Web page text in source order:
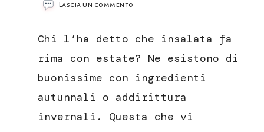
Lascia un commento
con
pecorino,
e
Chi l’ha detto che insalata fa
rima con estate? Ne esistono di
buonissime con ingredienti
autunnali o addirittura
invernali. Questa che vi